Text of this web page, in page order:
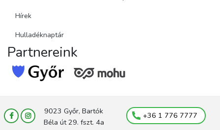
Hírek
Hulladéknaptár
Partnereink
9023 Győr, Bartók
Béla út 29. fszt. 4a
+36 1 776 7777